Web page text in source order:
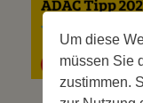
Um diese
müssen Sie
zustimmen.